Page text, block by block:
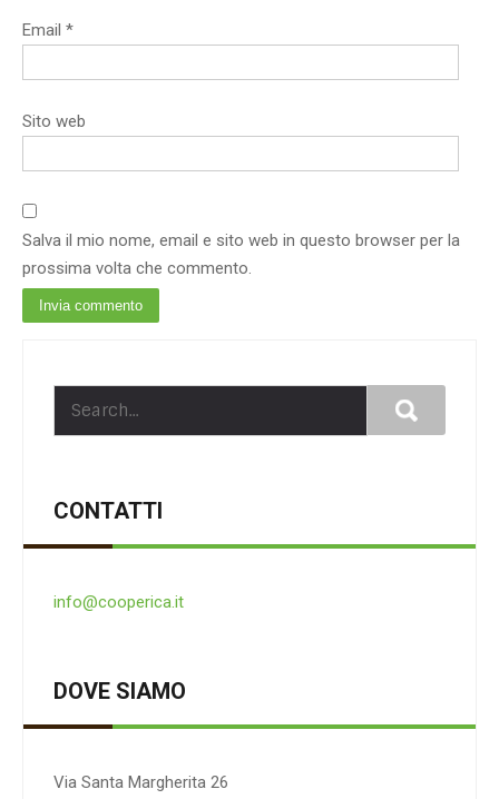
Email *
Sito web
Salva il mio nome, email e sito web in questo browser per la
prossima volta che commento.
CONTATTI
info@cooperica.it
DOVE SIAMO
Via Santa Margherita 26